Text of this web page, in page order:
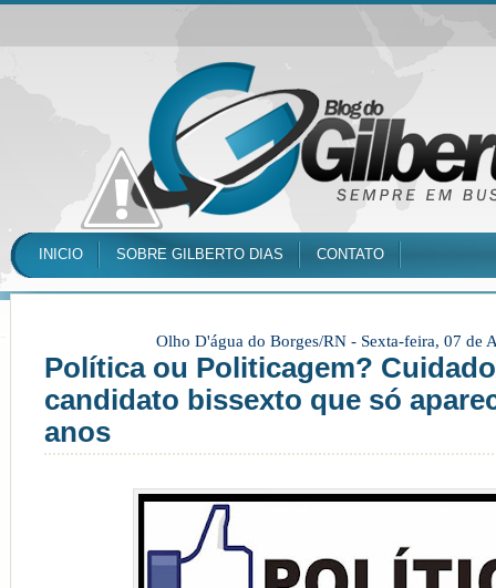
INICIO SOBRE GILBERTO DIAS CONTATO
Olho D'água do Borges/RN - Sexta-feira, 07 de
Política ou Politicagem?
candidato bissexto que só
anos